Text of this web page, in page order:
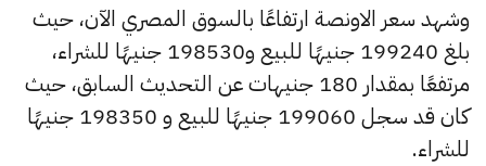
وشهد سعر الاونصة ارتفاعًا بالسوق المصري الآن، حيث
بلغ 199240 جنيهًا للبيع و198530 جنيهًا للشراء،
مرتفعًا بمقدار 180 جنيهات عن التحديث السابق، حيث
كان قد سجل 199060 جنيهًا للبيع و 198350 جنيهًا
للشراء.